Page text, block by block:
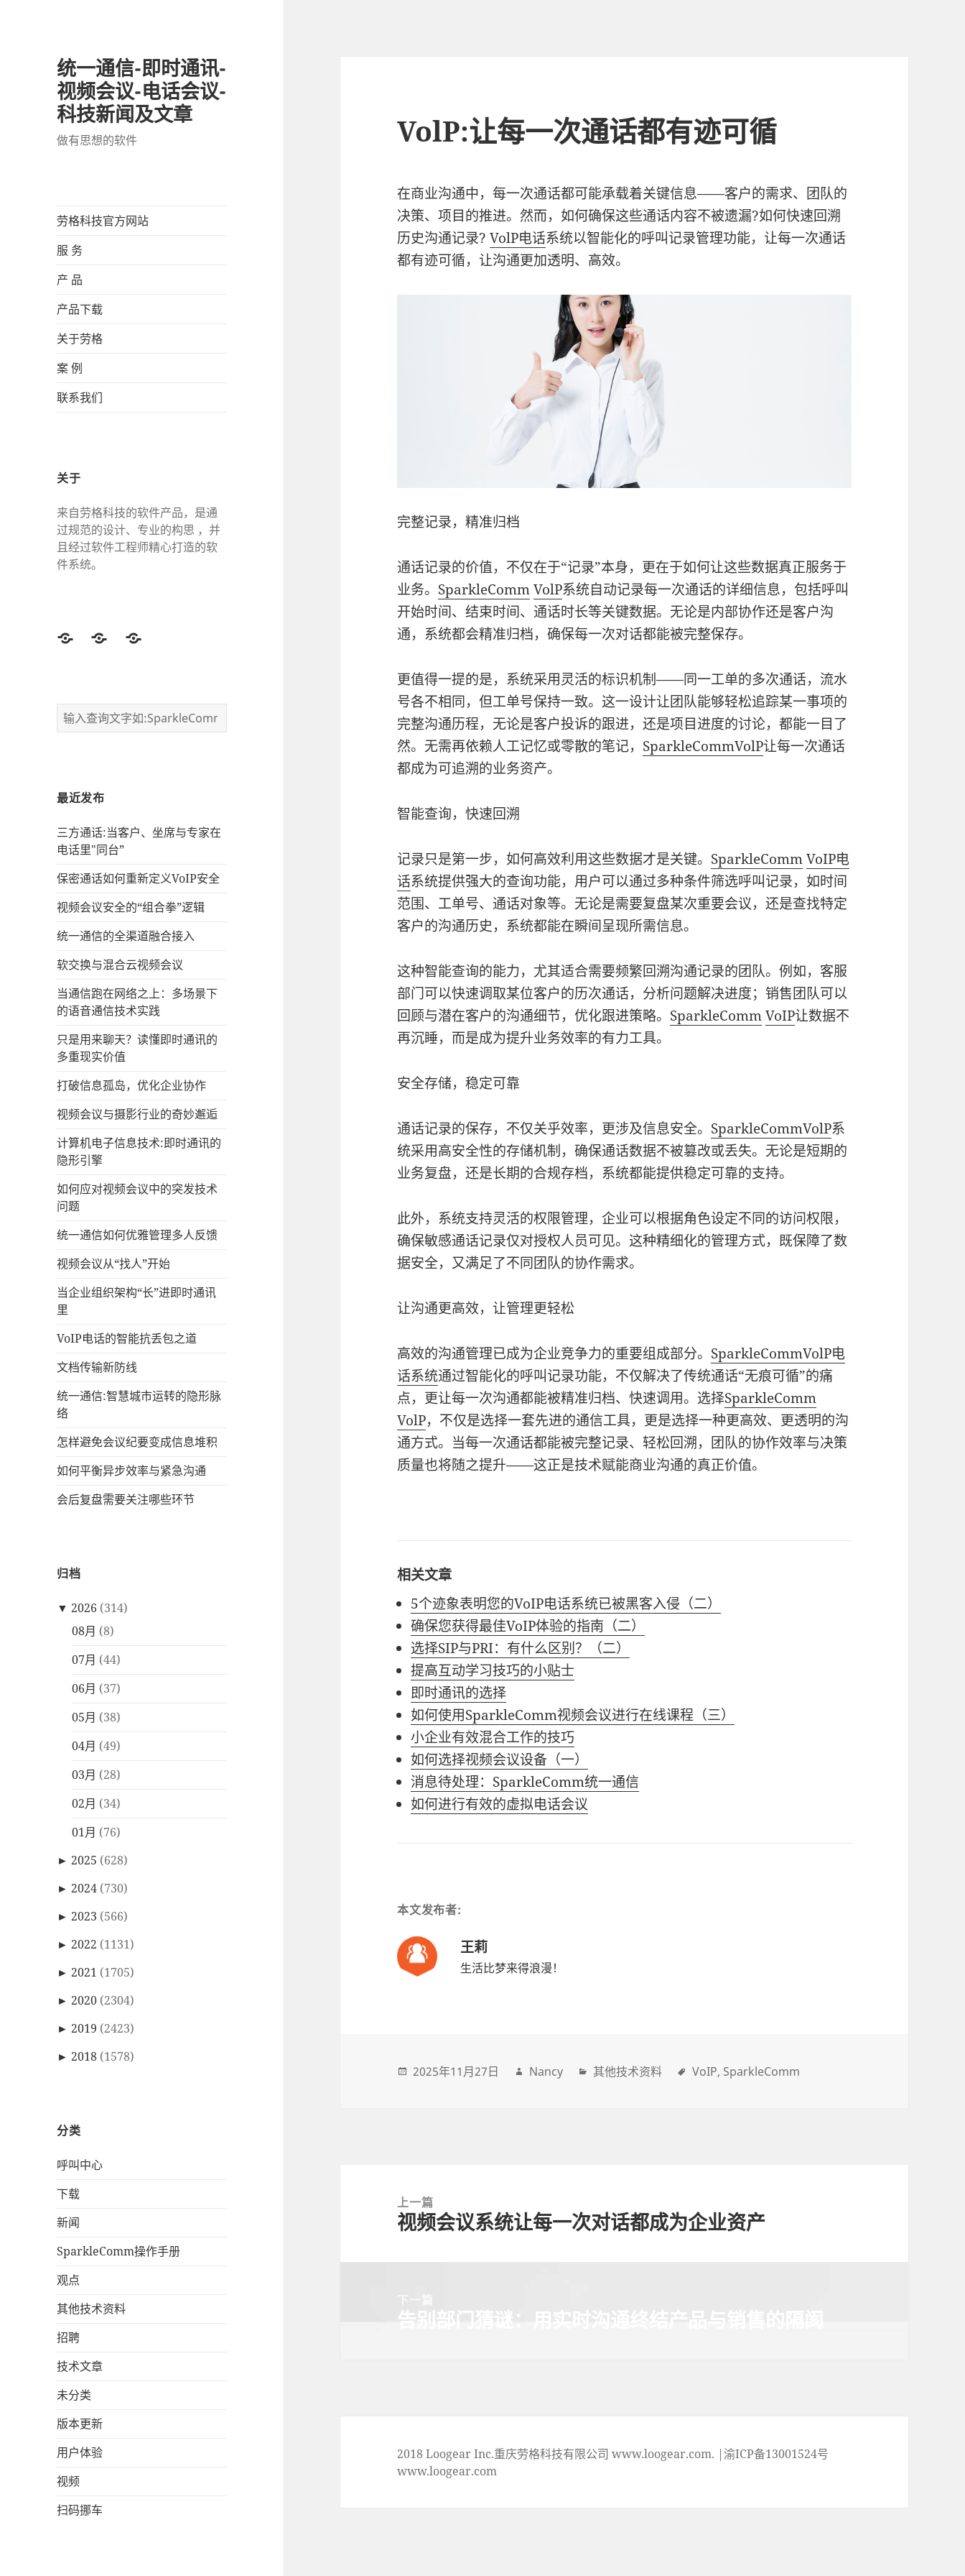
统一通信-即时通讯-
视频会议-电话会议-
科技新闻及文章
做有思想的软件
劳格科技官方网站
服 务
产 品
产品下载
关于劳格
案 例
联系我们
关于
来自劳格科技的软件产品，是通
过规范的设计、专业的构思 ，并
且经过软件工程师精心打造的软
件系统。
TwitterFacebookGoogle
最近发布
三方通话:当客户、坐席与专家在
电话里"同台”
保密通话如何重新定义VoIP安全
视频会议安全的“组合拳”逻辑
统一通信的‌全渠道融合接入
软交换与混合云视频会议
当通信跑在网络之上：多场景下
的语音通信技术实践
只是用来聊天？读懂即时通讯的
多重现实价值
打破信息孤岛，优化企业协作
视频会议与摄影行业的奇妙邂逅
计算机电子信息技术:即时通讯的
隐形引擎
如何应对视频会议中的突发技术
问题
统一通信如何优雅管理多人反馈
视频会议从“找人”开始
当企业组织架构“长”进即时通讯
里
VoIP电话的智能抗丢包之道
文档传输新防线
统一通信:智慧城市运转的隐形脉
络
怎样避免会议纪要变成信息堆积
如何平衡异步效率与紧急沟通
会后复盘需要关注哪些环节
归档
▼ 2026 (314)
08月 (8)
07月 (44)
06月 (37)
05月 (38)
04月 (49)
03月 (28)
02月 (34)
01月 (76)
► 2025 (628)
► 2024 (730)
► 2023 (566)
► 2022 (1131)
► 2021 (1705)
► 2020 (2304)
► 2019 (2423)
► 2018 (1578)
分类
呼叫中心
下载
新闻
SparkleComm操作手册
观点
其他技术资料
招聘
技术文章
未分类
版本更新
用户体验
视频
扫码挪车
VolP:让每一次通话都有迹可循
在商业沟通中，每一次通话都可能承载着关键信息——客户的需求、团队的
决策、项目的推进。然而，如何确保这些通话内容不被遗漏?如何快速回溯
历史沟通记录?VolP电话系统以智能化的呼叫记录管理功能，让每一次通话
都有迹可循，让沟通更加透明、高效。
完整记录，精准归档
通话记录的价值，不仅在于“记录”本身，更在于如何让这些数据真正服务于
业务。 SparkleComm VolP系统自动记录每一次通话的详细信息，包括呼叫
开始时间、结束时间、通话时长等关键数据。无论是内部协作还是客户沟
通，系统都会精准归档，确保每一次对话都能被完整保存。
更值得一提的是，系统采用灵活的标识机制——同一工单的多次通话，流水
号各不相同，但工单号保持一致。这一设计让团队能够轻松追踪某一事项的
完整沟通历程，无论是客户投诉的跟进，还是项目进度的讨论，都能一目了
然。无需再依赖人工记忆或零散的笔记， SparkleCommVolP让每一次通话
都成为可追溯的业务资产。
智能查询，快速回溯
记录只是第一步，如何高效利用这些数据才是关键。 SparkleComm VoIP电
话系统提供强大的查询功能，用户可以通过多种条件筛选呼叫记录，如时间
范围、工单号、通话对象等。无论是需要复盘某次重要会议，还是查找特定
客户的沟通历史，系统都能在瞬间呈现所需信息。
这种智能查询的能力，尤其适合需要频繁回溯沟通记录的团队。例如，客服
部门可以快速调取某位客户的历次通话，分析问题解决进度；销售团队可以
回顾与潜在客户的沟通细节，优化跟进策略。 SparkleComm VoIP让数据不
再沉睡，而是成为提升业务效率的有力工具。
安全存储，稳定可靠
通话记录的保存，不仅关乎效率，更涉及信息安全。 SparkleCommVolP系
统采用高安全性的存储机制，确保通话数据不被篡改或丢失。无论是短期的
业务复盘，还是长期的合规存档，系统都能提供稳定可靠的支持。
此外，系统支持灵活的权限管理，企业可以根据角色设定不同的访问权限，
确保敏感通话记录仅对授权人员可见。这种精细化的管理方式，既保障了数
据安全，又满足了不同团队的协作需求。
让沟通更高效，让管理更轻松
高效的沟通管理已成为企业竞争力的重要组成部分。 SparkleCommVolP电
话系统通过智能化的呼叫记录功能，不仅解决了传统通话“无痕可循”的痛
点，更让每一次沟通都能被精准归档、快速调用。选择SparkleComm
VolP，不仅是选择一套先进的通信工具，更是选择一种更高效、更透明的沟
通方式。当每一次通话都能被完整记录、轻松回溯，团队的协作效率与决策
质量也将随之提升——这正是技术赋能商业沟通的真正价值。
相关文章
5个迹象表明您的VoIP电话系统已被黑客入侵（二）
确保您获得最佳VoIP体验的指南（二）
选择SIP与PRI：有什么区别？（二）
提高互动学习技巧的小贴士
即时通讯的选择
如何使用SparkleComm视频会议进行在线课程（三）
小企业有效混合工作的技巧
如何选择视频会议设备（一）
消息待处理：SparkleComm统一通信
如何进行有效的虚拟电话会议
本文发布者:
王莉
生活比梦来得浪漫！
2025年11月27日 Nancy 其他技术资料 VoIP SparkleComm
navigation上一篇
上
篇
章:
视频会议系统让每一次对话都成为企业资产
下
告别部门猜谜：用实时沟通终结产品与销售的隔阂
2018 Loogear Inc.重庆劳格科技有限公司 www.loogear.com. |渝ICP备13001524号
www.loogear.com